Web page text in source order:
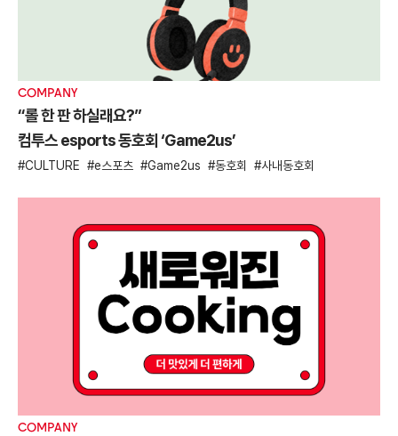
COMPANY
“롤 한 판 하실래요?”
컴투스 esports 동호회 ‘Game2us’
CULTURE e스포츠 Game2us 동호회 사내동호회
COMPANY